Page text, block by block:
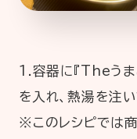
1.容器に『Theうま
を入れ、熱湯を注
※このレシピでは商